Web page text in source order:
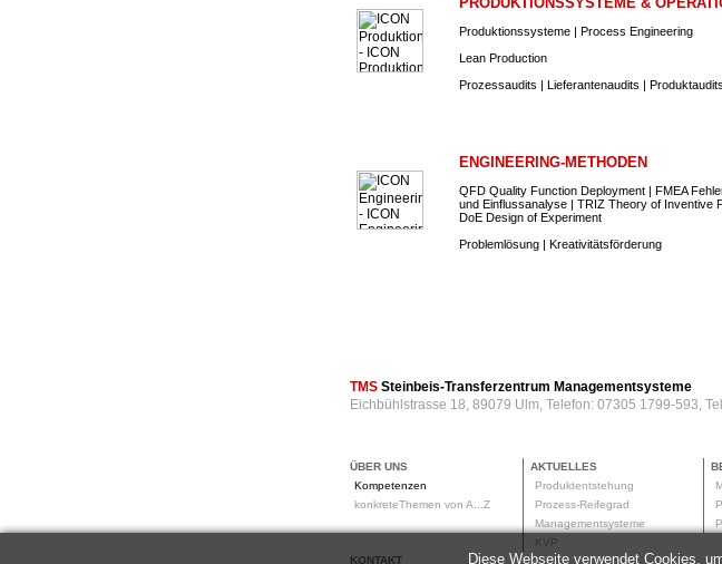
Produktionssysteme | Process Engineering
Lean Production
Prozessaudits | Lieferantenaudits | Produktaudits
ENGINEERING-METHODEN
QFD Quality Function Deployment | FMEA
und Einflussanalyse | TRIZ Theory of Inventive
DoE Design of Experiment
Problemlösung | Kreativitätsförderung
TMS Steinbeis-Transferzentrum Managementsysteme
Eichbühlstrasse 18, 89079 Ulm, Telefon: 07305 1799-593,
ÜBER UNS
Kompetenzen
konkreteThemen von A...Z
AKTUELLES
Produktentstehung
Prozess-Reifegrad
Managementsysteme
KVP
KONTAKT
Diese Webseite verwendet Cookies,